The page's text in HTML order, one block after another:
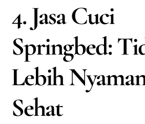
4. Jasa Cuci
Springbed:
Lebih
Sehat